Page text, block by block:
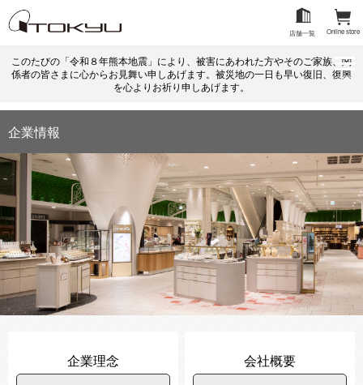
Online store
店舗一覧
このたびの「令和８年熊本地震」により、被害にあわれた方やそのご家族、関
係者の皆さまに心からお見舞い申しあげます。被災地の一日も早い復旧、復興
を心よりお祈り申しあげます。
企業情報
企業理念 会社概要
menu